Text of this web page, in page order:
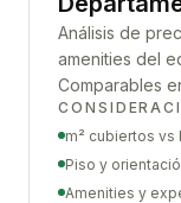
Análisis de
amenities del
Comparables
m² cubiertos vs
Piso y
Amenities y